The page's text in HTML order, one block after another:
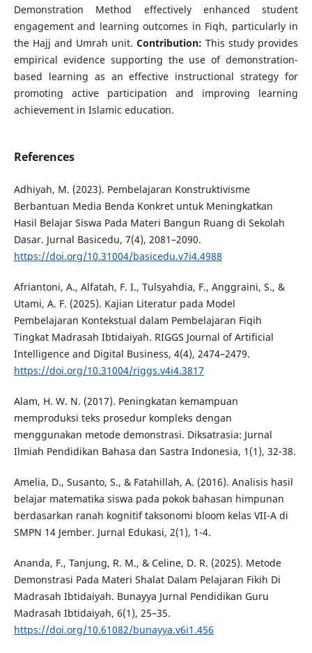
Demonstration Method effectively enhanced student
engagement and learning outcomes in Fiqh, particularly in
the Hajj and Umrah unit.Contribution: This study provides
empirical evidence supporting the use of demonstration-
based learning as an effective instructional strategy for
promoting active participation and improving learning
achievement in Islamic education.
References
Adhiyah, M. (2023). Pembelajaran Konstruktivisme
Berbantuan Media Benda Konkret untuk Meningkatkan
Hasil Belajar Siswa Pada Materi Bangun Ruang di Sekolah
Dasar. Jurnal Basicedu, 7(4), 2081–2090.
https://doi.org/10.31004/basicedu.v7i4.4988
Afriantoni, A., Alfatah, F. I., Tulsyahdia, F., Anggraini, S., &
Utami, A. F. (2025). Kajian Literatur pada Model
Pembelajaran Kontekstual dalam Pembelajaran Fiqih
Tingkat Madrasah Ibtidaiyah. RIGGS Journal of Artificial
Intelligence and Digital Business, 4(4), 2474–2479.
https://doi.org/10.31004/riggs.v4i4.3817
Alam, H. W. N. (2017). Peningkatan kemampuan
memproduksi teks prosedur kompleks dengan
menggunakan metode demonstrasi. Diksatrasia: Jurnal
Ilmiah Pendidikan Bahasa dan Sastra Indonesia, 1(1), 32-38.
Amelia, D., Susanto, S., & Fatahillah, A. (2016). Analisis hasil
belajar matematika siswa pada pokok bahasan himpunan
berdasarkan ranah kognitif taksonomi bloom kelas VII-A di
SMPN 14 Jember. Jurnal Edukasi, 2(1), 1-4.
Ananda, F., Tanjung, R. M., & Celine, D. R. (2025). Metode
Demonstrasi Pada Materi Shalat Dalam Pelajaran Fikih Di
Madrasah Ibtidaiyah. Bunayya Jurnal Pendidikan Guru
Madrasah Ibtidaiyah, 6(1), 25–35.
https://doi.org/10.61082/bunayya.v6i1.456